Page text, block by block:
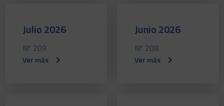
Julio 2026
Nº 209
Ver más
Junio 2026
Nº 208
Ver más